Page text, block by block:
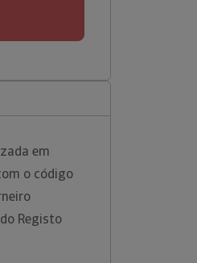
em
o código
Registo